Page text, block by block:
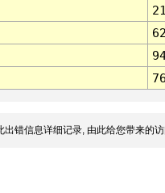
62
76
错信息详细记录, 由此给您带来的